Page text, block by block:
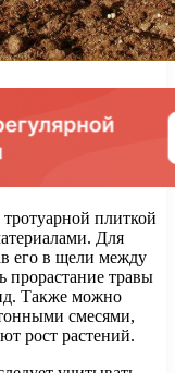
плиткой
Для
его в щели между
прорастание травы
Также можно
смесями,
рост растений.